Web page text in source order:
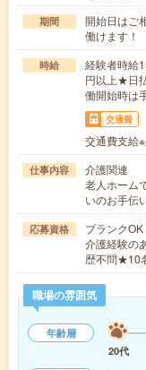
期間
開始日はご
働けます！
時給
経験者時給
円以上★日
働開始時は
交通費
交通費支給
仕事内容
介護関連
老人ホーム
いのお手伝
応募資格
ブランク
介護経験の
歴不問★10
職場の雰囲気
年齢層
20代